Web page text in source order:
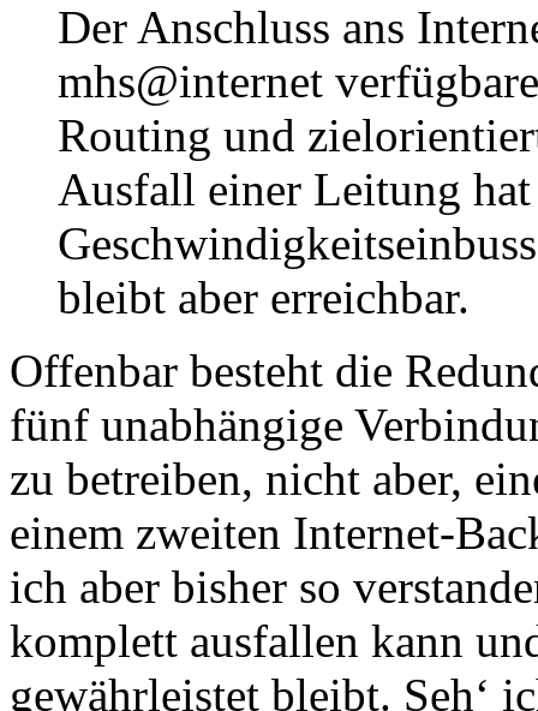
Der Anschluss ans
mhs@internet
Routing und
Ausfall einer Leitung
bleibt aber erreichbar.
Offenbar besteht die
fünf unabhängige
zu betreiben, nicht aber,
einem zweiten Internet-
ich aber bisher so
komplett ausfallen kann
gewährleistet bleibt. Seh‘